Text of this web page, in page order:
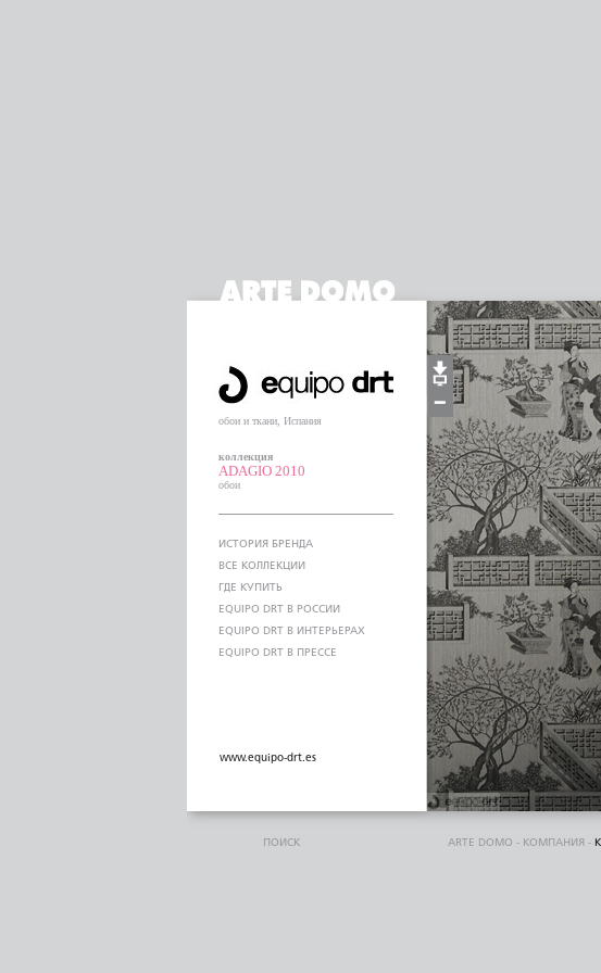
обои и ткани, Испания
коллекция
ADAGIO 2010
обои
ИСТОРИЯ БРЕНДА
ВСЕ КОЛЛЕКЦИИ
ГДЕ КУПИТЬ
EQUIPO DRT В РОССИИ
EQUIPO DRT В ИНТЕРЬЕРАХ
EQUIPO DRT В ПРЕССЕ
www.equipo-drt.es
ПОИСК ARTE DOMO - КОМПАНИЯ -